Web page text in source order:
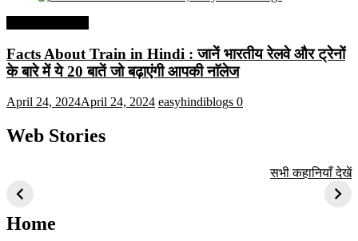
Facts About Train in Hindi : जानें भारतीय रेलवे और ट्रेनों
के बारे में ये 20 बातें जो बढ़ाएंगी आपकी नाॅलेज
April 24, 2024April 24, 2024 easyhindiblogs 0
Web Stories
तकनीक जो आपको
2024 के लिए सीखनी
चाहिए
ऐतिहासिक स्थान
सभी कहानियाँ देखें
Home